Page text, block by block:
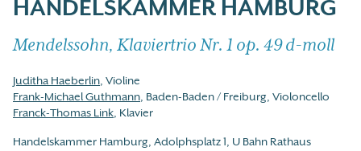
HANDELSKAMMER HAMBURG
Mendelssohn, Klaviertrio Nr. 1 op. 49 d-moll
Juditha Haeberlin, Violine
Frank-Michael Guthmann, Baden-Baden / Freiburg, Violoncello
Franck-Thomas Link, Klavier
Handelskammer Hamburg, Adolphsplatz 1, U Bahn Rathaus